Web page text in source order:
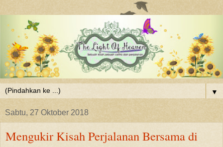
▼
Sabtu, 27 Oktober 2018
Mengukir Kisah Perjalanan Bersama di